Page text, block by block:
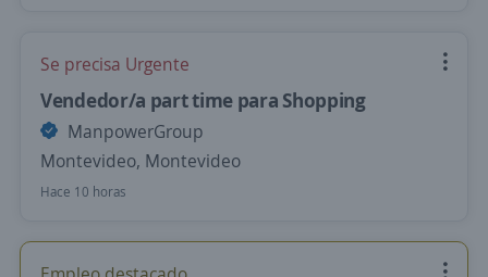
Se precisa Urgente
Vendedor/a part time para Shopping
ManpowerGroup
Montevideo, Montevideo
Hace 10 horas